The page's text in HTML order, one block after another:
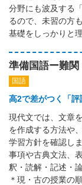
分野にも波及する
るので、未習の方
基礎をしっかりと
準備国語ー難関
国語
高2で差がつく「評
現代文では、文章
を作成する方法や
学習方針を確認し
事項や古典文法、
釈・読解・記述・
＊現・古の授業の